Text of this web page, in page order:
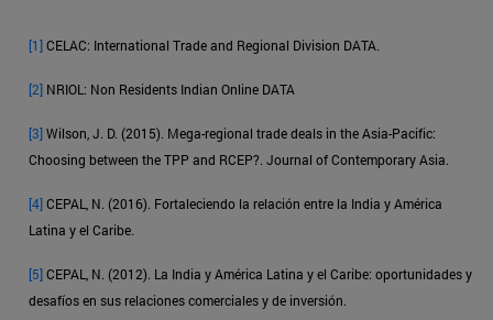
[1]CELAC: International Trade and Regional Division DATA.
[2] NRIOL: Non Residents Indian Online DATA
[3]Wilson, J. D. (2015). Mega-regional trade deals in the Asia-Pacific:
Choosing between the TPP and RCEP?. Journal of Contemporary Asia.
[4]CEPAL, N. (2016). Fortaleciendo la relación entre la India y América
Latina y el Caribe.
[5]CEPAL, N. (2012). La India y América Latina y el Caribe: oportunidades y
desafíos en sus relaciones comerciales y de inversión.